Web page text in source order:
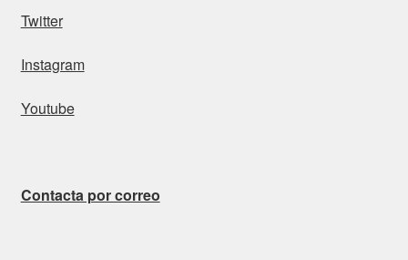
Twitter
Instagram
Youtube
Contacta por correo